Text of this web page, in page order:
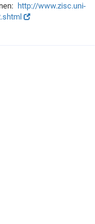
http://www.zisc.uni-